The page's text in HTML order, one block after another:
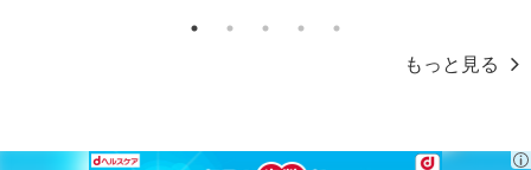
1 2 3 4 5
もっと見る